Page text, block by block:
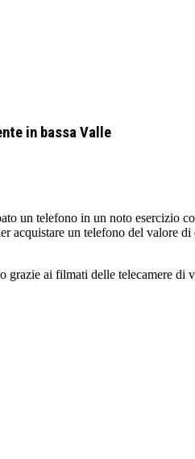
in bassa Valle
un telefono in un noto esercizio
acquistare un telefono del valore
ai filmati delle telecamere di